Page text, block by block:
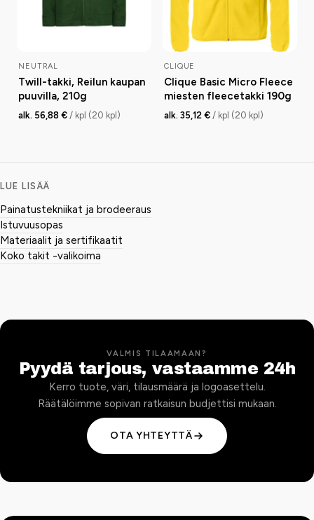
NEUTRAL
Twill-takki, Reilun kaupan
puuvilla, 210g
alk. 56,88 € / kpl (20 kpl)
CLIQUE
Clique Basic Micro Fleece
miesten fleecetakki 190g
alk. 35,12 € / kpl (20 kpl)
LUE LISÄÄ
Painatustekniikat ja brodeeraus
Istuvuusopas
Materiaalit ja sertifikaatit
Koko takit -valikoima
VALMIS TILAAMAAN?
Pyydä tarjous, vastaamme 24h
Kerro tuote, väri, tilausmäärä ja logoasettelu.
Räätälöimme sopivan ratkaisun budjettisi mukaan.
OTA YHTEYTTÄ